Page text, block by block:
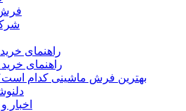
راهنمای
راهنمای
بهترین فرش ماشینی کدام است؟